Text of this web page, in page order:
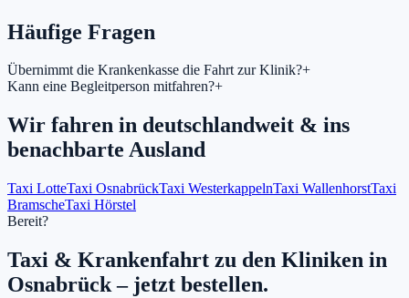
Häufige Fragen
Übernimmt die Krankenkasse die Fahrt zur Klinik?+
Kann eine Begleitperson mitfahren?+
Wir fahren in deutschlandweit & ins
benachbarte Ausland
Taxi LotteTaxi OsnabrückTaxi WesterkappelnTaxi WallenhorstTaxi
BramscheTaxi Hörstel
Bereit?
Taxi & Krankenfahrt zu den Kliniken in
Osnabrück – jetzt bestellen.